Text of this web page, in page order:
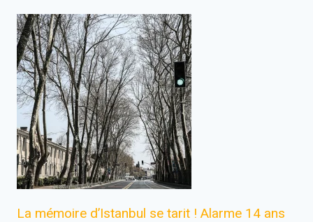
La mémoire d’Istanbul se tarit ! Alarme 14 ans